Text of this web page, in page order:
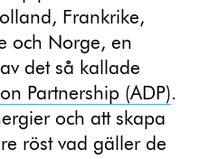
Frankrike,
och Norge, en
det så kallade
Partnership (ADP).
och att skapa
röst vad gäller de